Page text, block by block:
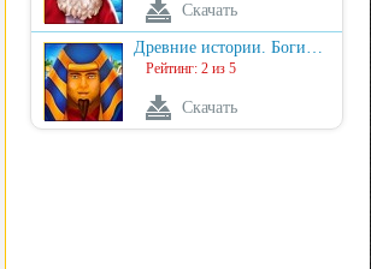
Скачать
Древние истории. Боги…
Рейтинг: 2 из 5
Скачать